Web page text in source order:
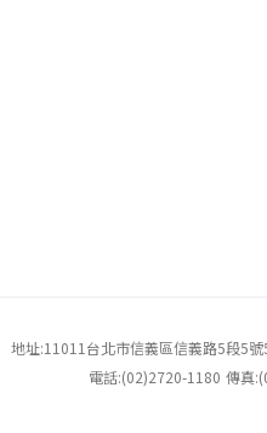
地址:11011台北市信義區信義路5段5
電話:(02)2720-1180 傳真